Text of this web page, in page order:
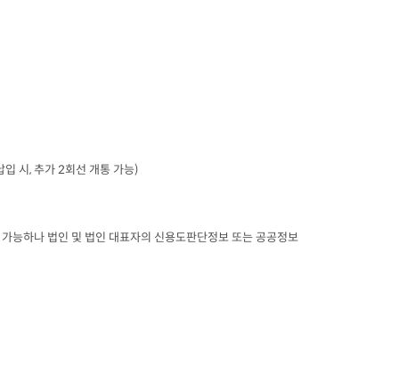
입 시, 추가 2회선 개통 가능)
능하나 법인 및 법인 대표자의 신용도판단정보 또는 공공정보